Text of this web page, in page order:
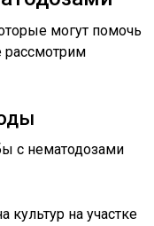
могут помочь
рассмотрим
с нематодозами
культур на участке